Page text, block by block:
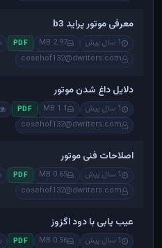
معرفی موتور پراید b3
1 سال پیش 2.97 MB
PDF
cosehof132@dwriters.com
دلایل داغ شدن موتور
1 سال پیش 1.1 MB
PDF
cosehof132@dwriters.com
اصلاحات فنی موتور
1 سال پیش 0.65 MB
PDF
cosehof132@dwriters.com
عیب یابی با دود اگزوز
1 سال پیش 0.56 MB
PDF